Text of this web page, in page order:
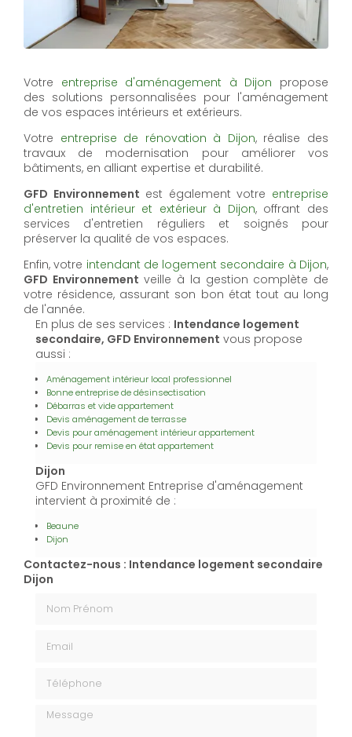
Votre entreprise d'aménagement à Dijon propose
des solutions personnalisées pour l'aménagement
de vos espaces intérieurs et extérieurs.
Votre entreprise de rénovation à Dijon, réalise des
travaux de modernisation pour améliorer vos
bâtiments, en alliant expertise et durabilité.
GFD Environnement est également votre entreprise
d'entretien intérieur et extérieur à Dijon, offrant des
services d'entretien réguliers et soignés pour
préserver la qualité de vos espaces.
Enfin, votre intendant de logement secondaire à Dijon,
GFD Environnement veille à la gestion complète de
votre résidence, assurant son bon état tout au long
de l'année.
En plus de ses services : Intendance logement
secondaire, GFD Environnement vous propose
aussi :
Aménagement intérieur local professionnel
Bonne entreprise de désinsectisation
Débarras et vide appartement
Devis aménagement de terrasse
Devis pour aménagement intérieur appartement
Devis pour remise en état appartement
Dijon
GFD Environnement Entreprise d'aménagement
intervient à proximité de :
Beaune
Dijon
Contactez-nous : Intendance logement secondaire
Dijon
Message